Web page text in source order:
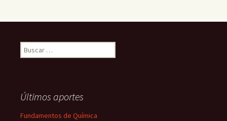
Buscar:
Últimos aportes
Fundamentos de Química